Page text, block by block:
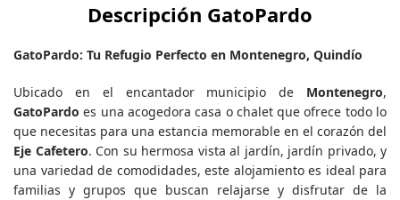
Descripción GatoPardo
GatoPardo: Tu Refugio Perfecto en Montenegro, Quindío
Ubicado en el encantador municipio de Montenegro,
GatoPardo es una acogedora casa o chalet que ofrece todo lo
que necesitas para una estancia memorable en el corazón del
Eje Cafetero. Con su hermosa vista al jardín, jardín privado, y
una variedad de comodidades, este alojamiento es ideal para
familias y grupos que buscan relajarse y disfrutar de la